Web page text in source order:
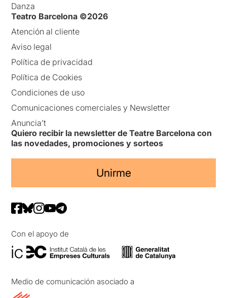
Danza
Teatro Barcelona ©2026
Atención al cliente
Aviso legal
Política de privacidad
Política de Cookies
Condiciones de uso
Comunicaciones comerciales y Newsletter
Anuncia’t
Quiero recibir la newsletter de Teatre Barcelona con
las novedades, promociones y sorteos
Unirme
Con el apoyo de
Medio de comunicación asociado a